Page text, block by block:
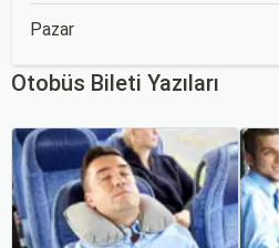
Pazar
Otobüs Bileti Yazıları